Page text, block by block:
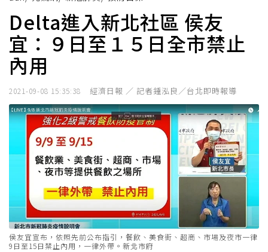
Delta進入新北社區 侯友
宜：９日至１５日全市禁止
內用
2021-09-08 15:35:38 經濟日報 ／ 記者鍾泓良／台北即時報導
侯友宜宣布，依照先前公布指引，餐飲、美食街、超商、市場及夜市一律
9日至15日禁止內用，一律外帶。新北市府